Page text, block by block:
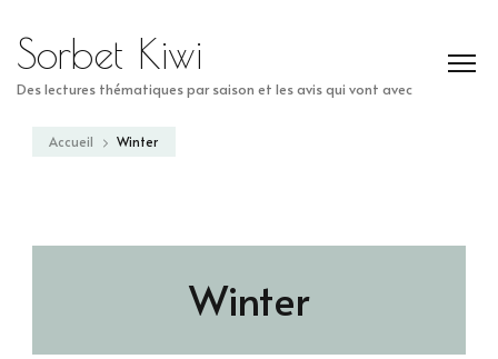
Sorbet Kiwi
Des lectures thématiques par saison et les avis qui vont avec
Accueil Winter
Winter